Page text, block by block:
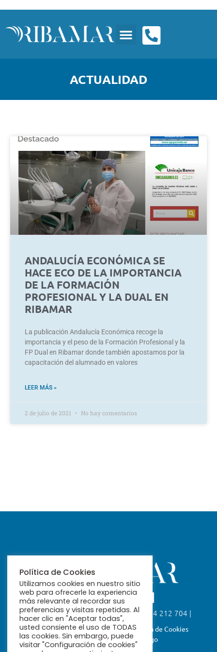
ACTUALIDAD
ANDALUCÍA ECONÓMICA SE
HACE ECO DE LA IMPORTANCIA
DE LA FORMACIÓN
PROFESIONAL Y LA DUAL EN
RIBAMAR
La publicación Andalucía Económica recoge la
importancia y el peso de la Formación Profesional y la
FP Dual en Ribamar donde también apostamos por la
capacitación del alumnado en valores
LEER MÁS »
2 de julio de 2021 No hay comentarios
Calle Fabiola, 26. 41004 Sevilla | 954 212 704 |
ribamar@ribamar.org
Aviso LegalPolítica de PrivacidadPolítica de Cookies
Términos y Condiciones de Pago
Política de Cookies
Utilizamos cookies en nuestro sitio
web para ofrecerle la experiencia
más relevante al recordar sus
preferencias y visitas repetidas. Al
hacer clic en "Aceptar todas",
usted consiente el uso de TODAS
las cookies. Sin embargo, puede
visitar "Configuración de cookies"